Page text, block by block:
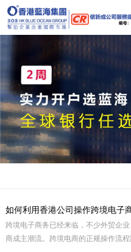
如何利用香港公司操作跨境电子
跨境电子商务已经来临，不少外贸企
商成主潮流。跨境电商的正规操作流程